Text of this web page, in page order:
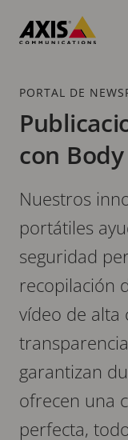
contenido
Breadcrumb
PORTAL DE
con
Nuestros
portátiles
seguridad
recopilación
vídeo de alta
garantizan
ofrecen una
perfecta,